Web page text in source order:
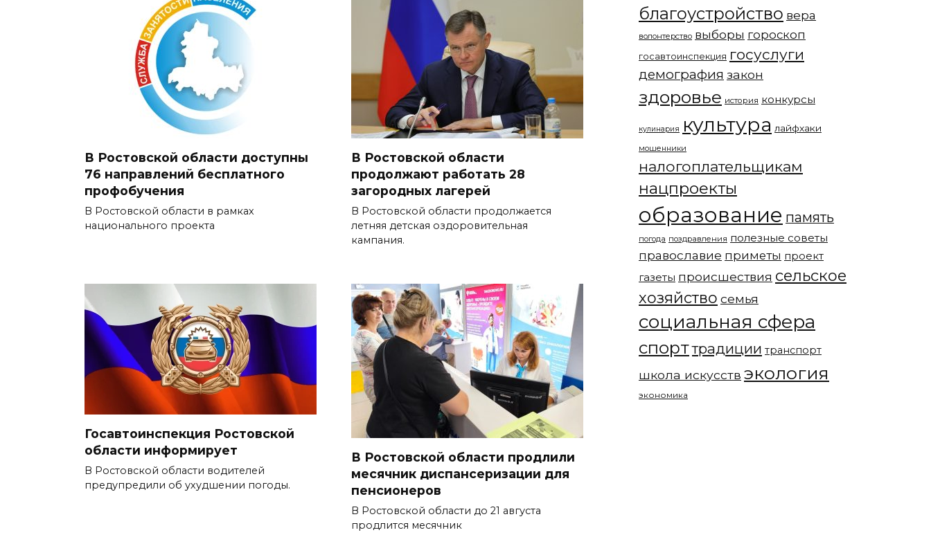
В Ростовской области доступны
76 направлений бесплатного
профобучения
В Ростовской области в рамках
национального проекта
В Ростовской области
продолжают работать 28
загородных лагерей
В Ростовской области продолжается
летняя детская оздоровительная
кампания.
Госавтоинспекция Ростовской
области информирует
В Ростовской области водителей
предупредили об ухудшении погоды.
В Ростовской области продлили
месячник диспансеризации для
пенсионеров
В Ростовской области до 21 августа
продлится месячник
благоустройство вера
волонтерство выборы гороскоп
госавтоинспекция госуслуги
демография закон
здоровье история конкурсы
кулинария культура лайфхаки
мошенники
налогоплательщикам
нацпроекты
образование память
погода поздравления полезные советы
православие приметы проект
газеты происшествия сельское
хозяйство семья
социальная сфера
спорттрадиции транспорт
школа искусств экология
экономика